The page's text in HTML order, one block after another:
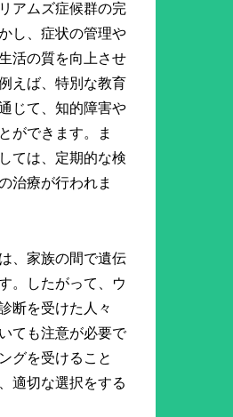
アムズ症候群の完
し、症状の管理や
活の質を向上させ
えば、特別な教育
じて、知的障害や
ができます。ま
ては、定期的な検
治療が行われま
、家族の間で遺伝
。したがって、ウ
断を受けた人々
ても注意が必要で
グを受けること
適切な選択をする